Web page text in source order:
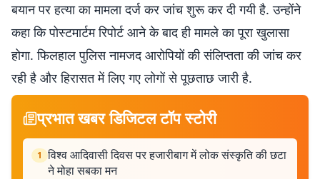
बयान पर हत्या का मामला दर्ज कर जांच शुरू कर दी गयी है. उन्होंने
कहा कि पोस्टमार्टम रिपोर्ट आने के बाद ही मामले का पूरा खुलासा
होगा. फिलहाल पुलिस नामजद आरोपियों की संलिप्तता की जांच कर
रही है और हिरासत में लिए गए लोगों से पूछताछ जारी है.
प्रभात खबर डिजिटल टॉप स्टोरी
1 विश्व आदिवासी दिवस पर हजारीबाग में लोक संस्कृति की छटा
ने मोहा सबका मन